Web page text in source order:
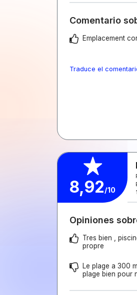
Comentario
Emplacement
Traduce el
8,92/10
Opiniones
Tres bien ,
propre
Le plage a 300
plage bien pour